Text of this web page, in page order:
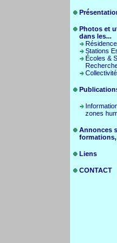
Photos et
dans les...
Stations
Écoles &
zones
Annonces
Liens
CONTACT